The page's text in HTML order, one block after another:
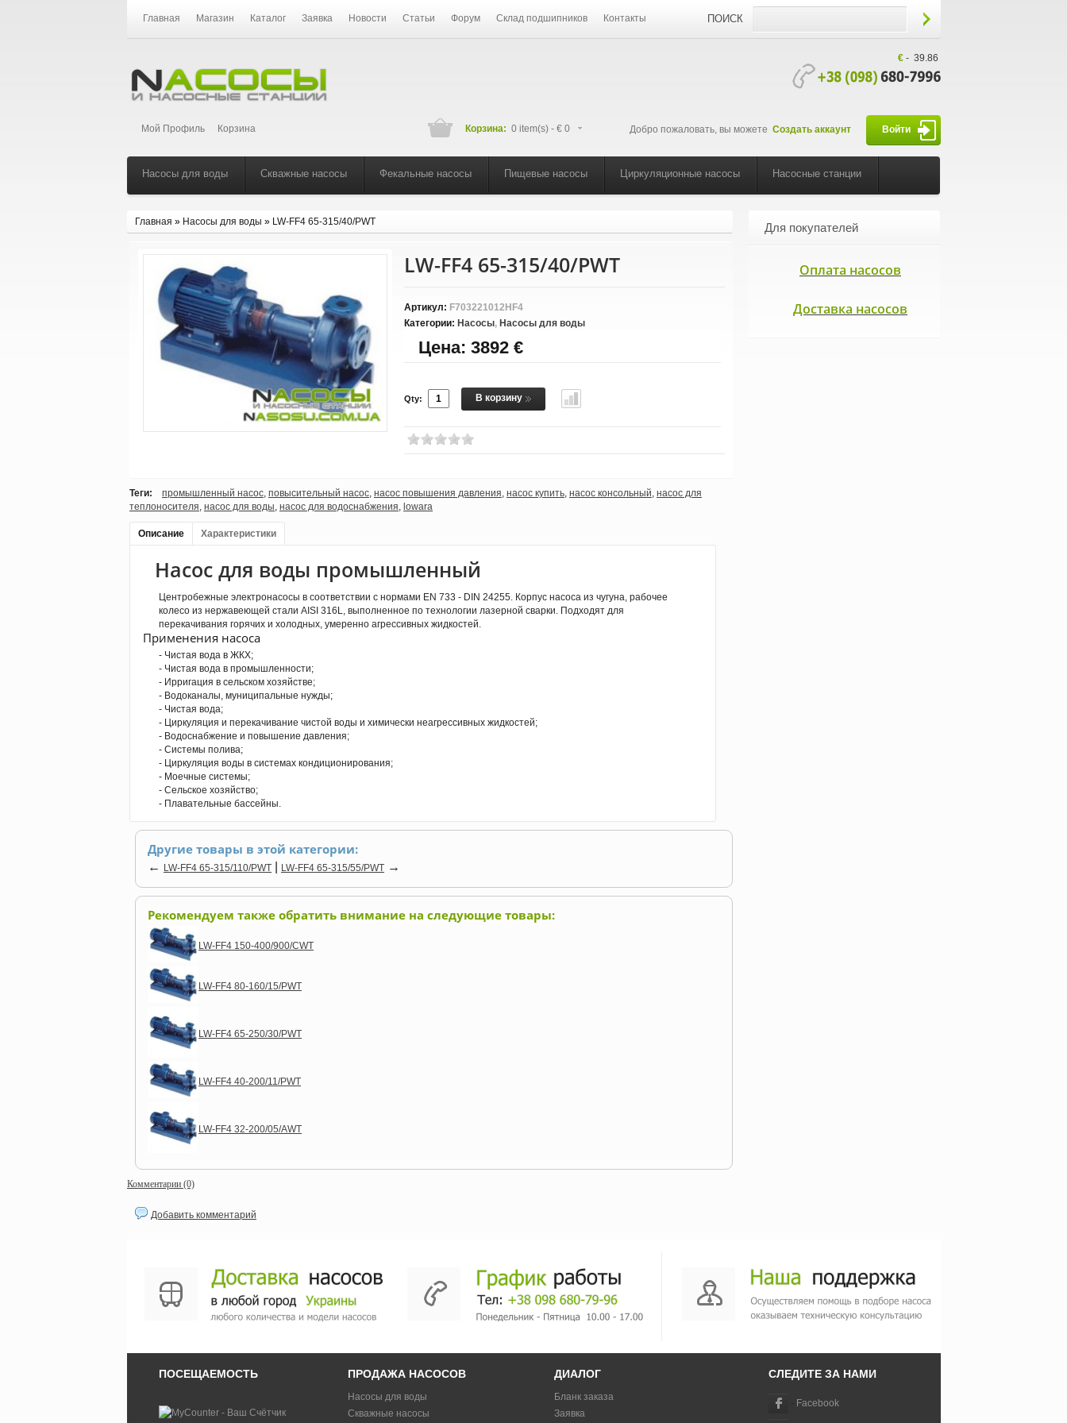
ПОИСК
Главная Магазин Каталог Заявка Новости Статьи Форум Склад подшипников Контакты
Мой Профиль Корзина
€- 39.86
Добро пожаловать, вы можете Создать аккаунт Войти
Корзина: 0 item(s) - € 0
Насосы для воды Скважные насосы Фекальные насосы Пищевые насосы Циркуляционные насосы Насосные станции
Для покупателей
Оплата насосов
Доставка насосов
Главная » Насосы для воды » LW-FF4 65-315/40/PWT
LW-FF4 65-315/40/PWT
Артикул: F703221012HF4
Категории: Насосы, Насосы для воды
Цена: 3892 €
Qty: В корзину
Теги: промышленный насос, повысительный насос, насос повышения давления, насос купить, насос консольный, насос для
теплоносителя, насос для воды, насос для водоснабжения, lowara
Описание Характеристики
Насос для воды промышленный
Центробежные электронасосы в соответствии с нормами EN 733 - DIN 24255. Корпус насоса из чугуна, рабочее
колесо из нержавеющей стали AISI 316L, выполненное по технологии лазерной сварки. Подходят для
перекачивания горячих и холодных, умеренно агрессивных жидкостей.
Применения насоса
- Чистая вода в ЖКХ;
- Чистая вода в промышленности;
- Ирригация в сельском хозяйстве;
- Водоканалы, муниципальные нужды;
- Чистая вода;
- Циркуляция и перекачивание чистой воды и химически неагрессивных жидкостей;
- Водоснабжение и повышение давления;
- Системы полива;
- Циркуляция воды в системах кондиционирования;
- Моечные системы;
- Сельское хозяйство;
- Плавательные бассейны.
Другие товары в этой категории:
← LW-FF4 65-315/110/PWT LW-FF4 65-315/55/PWT →
Рекомендуем также обратить внимание на следующие товары:
LW-FF4 150-400/900/CWT
LW-FF4 80-160/15/PWT
LW-FF4 65-250/30/PWT
LW-FF4 40-200/11/PWT
LW-FF4 32-200/05/AWT
Комментарии (0)
Добавить комментарий
ПОСЕЩАЕМОСТЬ ПРОДАЖА НАСОСОВ
Насосы для воды
Скважные насосы
ДИАЛОГ
Бланк заказа
Заявка
СЛЕДИТЕ ЗА НАМИ
Facebook